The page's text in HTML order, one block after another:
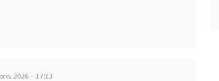
2026 - 17:13